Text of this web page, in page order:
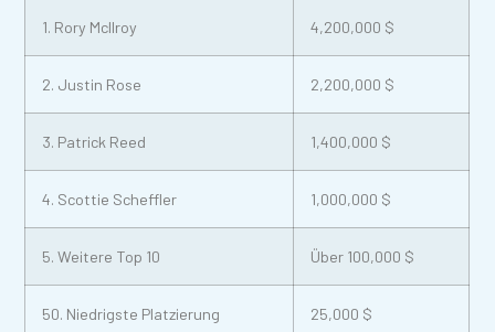
1. Rory McIlroy 4,200,000 $
2. Justin Rose 2,200,000 $
3. Patrick Reed 1,400,000 $
4. Scottie Scheffler 1,000,000 $
5. Weitere Top 10 Über 100,000 $
50. Niedrigste Platzierung 25,000 $